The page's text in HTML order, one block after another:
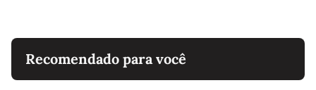
Recomendado para você